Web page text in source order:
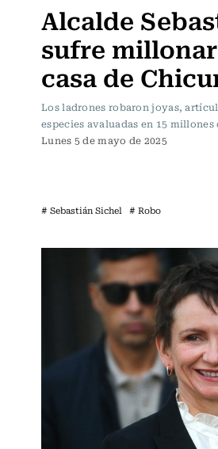
Alcalde
sufre
casa de
Los ladrones robaron joyas,
especies avaluadas en 15 millones
Lunes 5 de mayo de 2025
# Sebastián Sichel # Robo